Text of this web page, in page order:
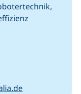
Telefonanruf,
(öffnet Ihr E-